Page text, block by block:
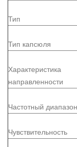
Тип
Тип капсюля
Характеристика
направленности
Частотный диапазон
Чувствительность